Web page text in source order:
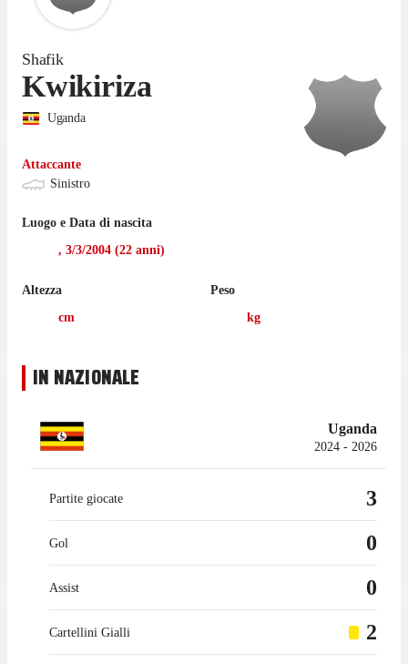
Shafik
Kwikiriza
Uganda
Attaccante
Sinistro
Luogo e Data di nascita
, 3/3/2004 (22 anni)
Altezza
cm
Peso
kg
IN NAZIONALE
Uganda
2024 - 2026
Partite giocate 3
Gol 0
Assist 0
Cartellini Gialli 2